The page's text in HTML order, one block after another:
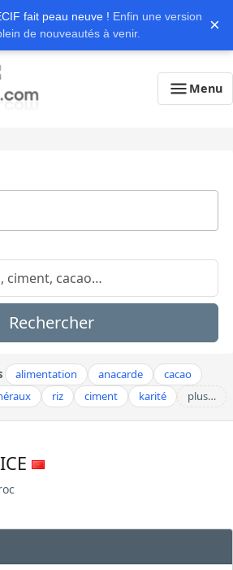
fait peau neuve ! Enfin une version
de nouveautés à venir.
×
Menu
Rechercher
alimentation anacarde
cacao
riz ciment karité plus…